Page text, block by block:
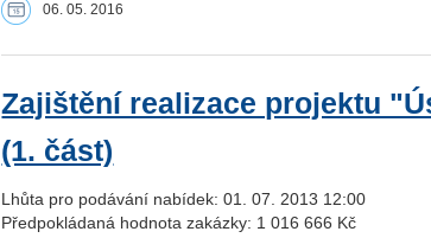
06. 05. 2016
Zajištění realizace projektu
(1. část)
Lhůta pro podávání nabídek: 01. 07. 2013 12:00
Předpokládaná hodnota zakázky: 1 016 666 Kč